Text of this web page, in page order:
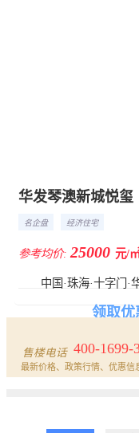
楼盘首页 详情
华发琴澳新城悦玺
名企盘 经济住宅
参考均价: 25000 元/
中国·珠海·十字门·
领取优
报名看
售楼电话 400-1699-
最新价格、政策行情、优惠信